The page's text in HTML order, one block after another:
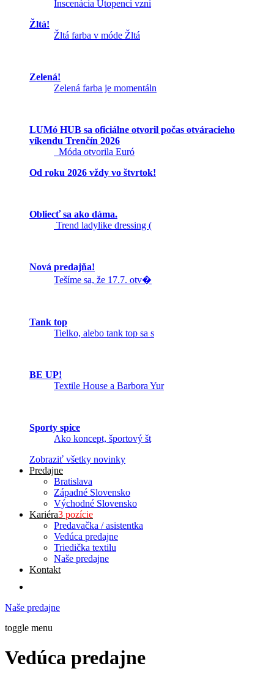
Inscenácia Utopenci vzni
Žltá!
Žltá farba v móde Žltá
Zelená!
Zelená farba je momentáln
LUMó HUB sa oficiálne otvoril počas otváracieho
víkendu Trenčín 2026
Móda otvorila Euró
Od roku 2026 vždy vo štvrtok!
Obliecť sa ako dáma.
Trend ladylike dressing (
Nová predajňa!
Tešíme sa, že 17.7. otv�
Tank top
Tielko, alebo tank top sa s
BE UP!
Textile House a Barbora Yur
Sporty spice
Ako koncept, športový št
Zobraziť všetky novinky
Predajne
Bratislava
Západné Slovensko
Východné Slovensko
Kariéra3 pozície
Predavačka / asistentka
Vedúca predajne
Triedička textilu
Naše predajne
Kontakt
Naše predajne
toggle menu
Vedúca predajne